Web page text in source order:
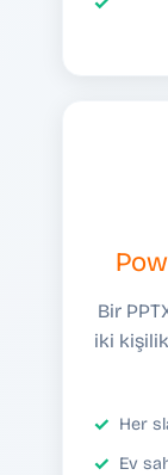
Bir
iki
Her
Ev